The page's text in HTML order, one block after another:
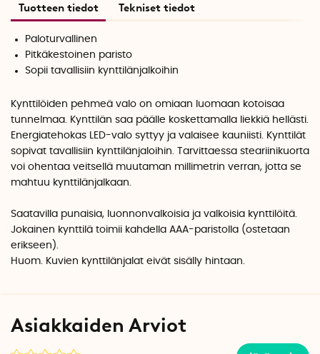
Tuotteen tiedot Tekniset tiedot
Paloturvallinen
Pitkäkestoinen paristo
Sopii tavallisiin kynttilänjalkoihin
Kynttilöiden pehmeä valo on omiaan luomaan kotoisaa
tunnelmaa. Kynttilän saa päälle koskettamalla liekkiä hellästi.
Energiatehokas LED-valo syttyy ja valaisee kauniisti. Kynttilät
sopivat tavallisiin kynttilänjaloihin. Tarvittaessa steariinikuorta
voi ohentaa veitsellä muutaman millimetrin verran, jotta se
mahtuu kynttilänjalkaan.
Saatavilla punaisia, luonnonvalkoisia ja valkoisia kynttilöitä.
Jokainen kynttilä toimii kahdella AAA-paristolla (ostetaan
erikseen).
Huom. Kuvien kynttilänjalat eivät sisälly hintaan.
Asiakkaiden Arviot